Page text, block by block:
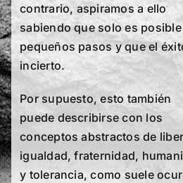
contrario, aspiramos a ello
sabiendo que solo es
pequeños pasos y que el
incierto.
Por supuesto, esto también
puede describirse con los
conceptos abstractos de
igualdad, fraternidad,
y tolerancia, como suele